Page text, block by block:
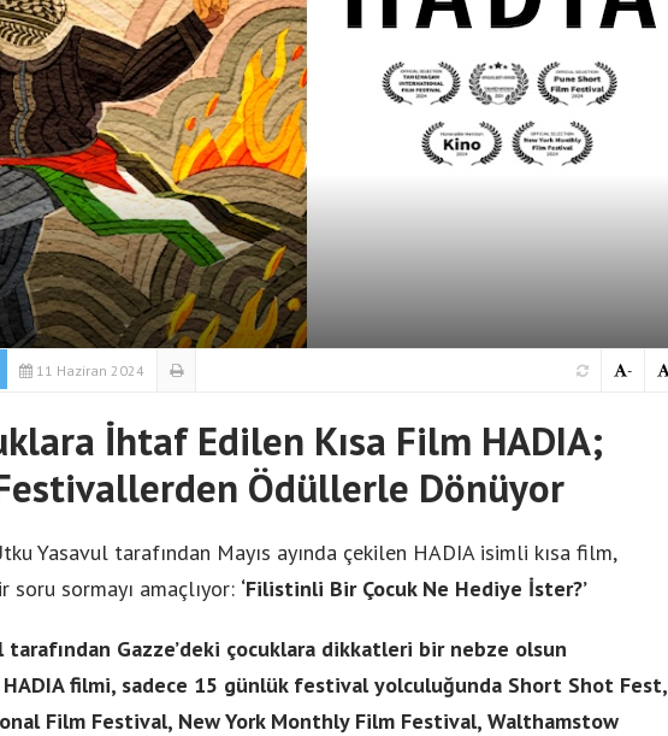
11 Haziran 2024 -
İhtaf Edilen Kısa Film HADIA;
Ödüllerle Dönüyor
Yasavul tarafından Mayıs ayında çekilen HADIA isimli kısa film,
sormayı amaçlıyor: ‘Filistinli Bir Çocuk Ne Hediye İster?’
Gazze’deki çocuklara dikkatleri bir nebze olsun
filmi, sadece 15 günlük festival yolculuğunda Short Shot Fest,
Film Festival, New York Monthly Film Festival, Walthamstow